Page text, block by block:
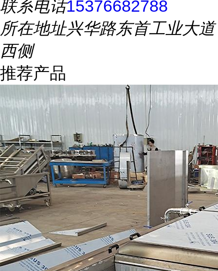
联系电话15376682788
所在地址兴华路东首工业大道
西侧
推荐产品